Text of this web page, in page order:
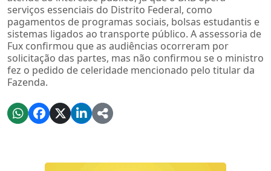
serviços essenciais do Distrito Federal, como
pagamentos de programas sociais, bolsas estudantis e
sistemas ligados ao transporte público. A assessoria de
Fux confirmou que as audiências ocorreram por
solicitação das partes, mas não confirmou se o ministro
fez o pedido de celeridade mencionado pelo titular da
Fazenda.